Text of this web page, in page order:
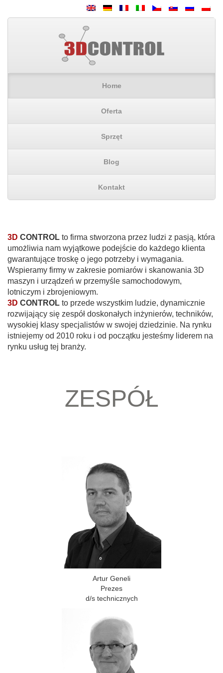
Home
Oferta
Sprzęt
Blog
Kontakt
3D CONTROL to firma stworzona przez ludzi z pasją, która
umożliwia nam wyjątkowe podejście do każdego klienta
gwarantujące troskę o jego potrzeby i wymagania.
Wspieramy firmy w zakresie pomiarów i skanowania 3D
maszyn i urządzeń w przemyśle samochodowym,
lotniczym i zbrojeniowym.
3D CONTROL to przede wszystkim ludzie, dynamicznie
rozwijający się zespół doskonałych inżynierów, techników,
wysokiej klasy specjalistów w swojej dziedzinie. Na rynku
istniejemy od 2010 roku i od początku jesteśmy liderem na
rynku usług tej branży.
ZESPÓŁ
Artur Geneli
Prezes
d/s technicznych